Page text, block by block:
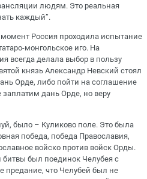
людям. Это реальная
каждый”.
момент Россия проходила испытание
монгольское иго. На
всегда делала выбор в пользу
князь Александр Невский стоял
Орде, либо пойти на соглашение
дань Орде, но веру
было – Куликово поле. Это была
победа, победа Православия,
войско против войск Орды.
битвы был поединок Челубея с
предание, что Челубей был не